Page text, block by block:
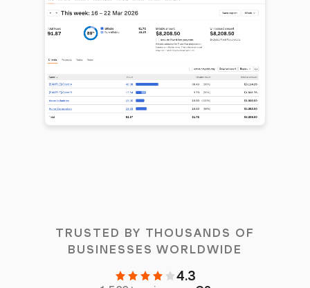
TRUSTED BY THOUSANDS OF
BUSINESSES WORLDWIDE
4.3